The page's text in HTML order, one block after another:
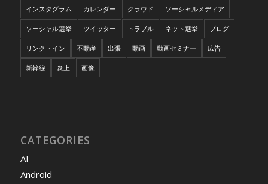
インスタグラム カレンダー クラウド ソーシャルメディア
ソーシャル選挙 ツイッター トラブル ネット選挙 ブログ
リンクトイン 不動産 出張 動画 動画セミナー 広告
新幹線 炎上 画像
CATEGORIES
AI
Android